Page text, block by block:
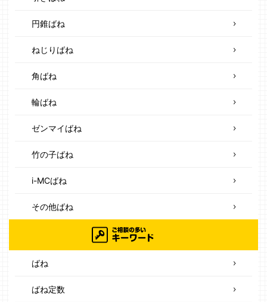
円錐ばね
ねじりばね
角ばね
輪ばね
ゼンマイばね
竹の子ばね
i-MCばね
その他ばね
ばね
ばね定数